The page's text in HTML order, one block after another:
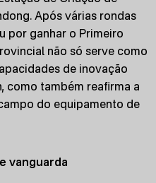
Após várias rondas
por ganhar o Primeiro
não só serve como
de inovação
como também reafirma a
do equipamento de
vanguarda